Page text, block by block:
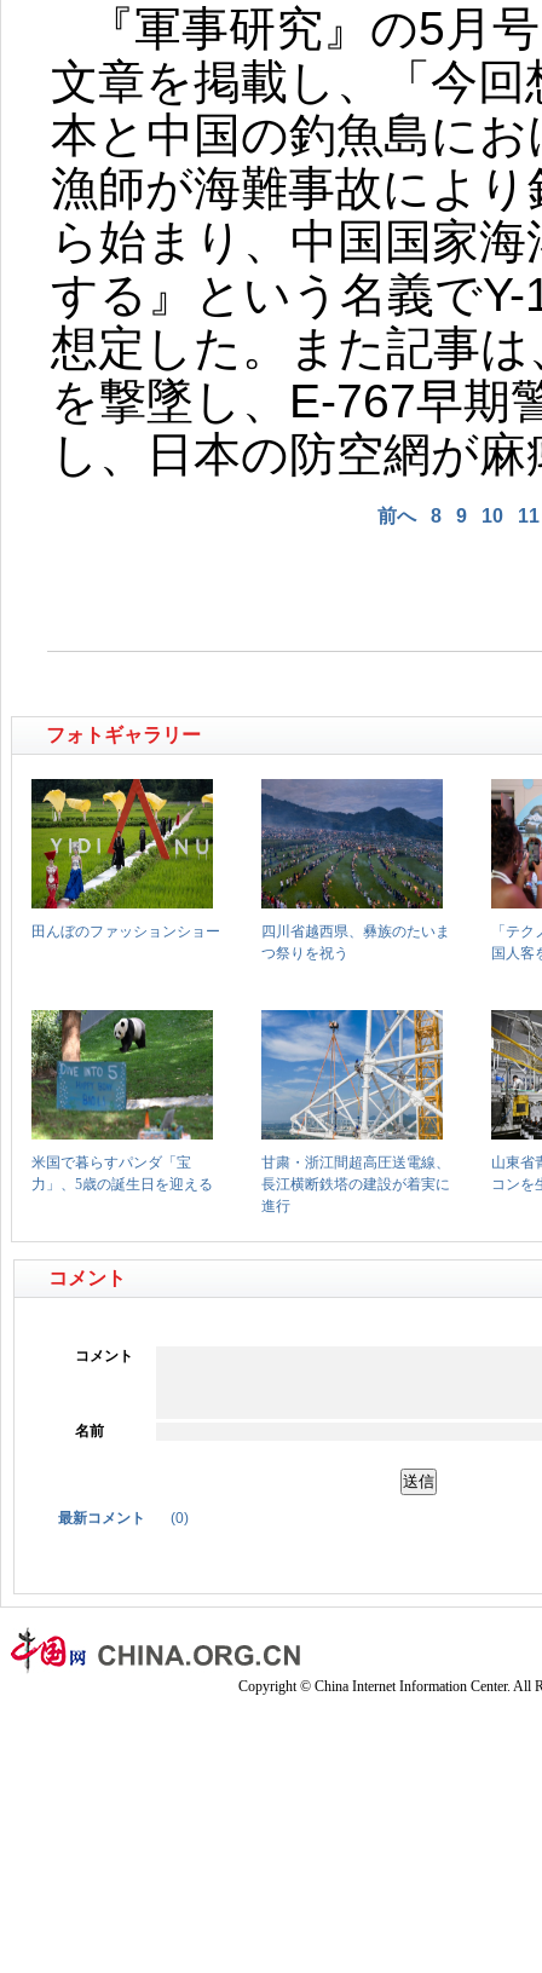
『軍事研究』の5月
文章を掲載し、「今
本と中国の釣魚島に
漁師が海難事故によ
ら始まり、中国国家
する』という名義で
想定した。また記事
を撃墜し、E-767早期
し、日本の防空網が
前へ 8 9 10 11
コメント
コメント
名前
最新コメント (0)